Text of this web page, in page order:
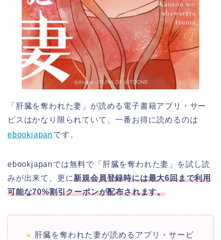
「肝臓を奪われた妻」が読める電子書籍アプリ・サー
ビスはかなり限られていて、一番お得に読めるのは
ebookjapan です。
ebookjapanでは無料で「肝臓を奪われた妻」を試し読
みが出来て、更に新規会員登録時には最大6回まで利用
可能な70%割引クーポンが配布されます。
肝臓を奪われた妻が読めるアプリ・サービ